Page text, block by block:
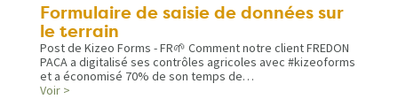
Formulaire de saisie de données sur
le terrain
Post de Kizeo Forms - FR🌱 Comment notre client FREDON
PACA a digitalisé ses contrôles agricoles avec #kizeoforms
et a économisé 70% de son temps de…
Voir >